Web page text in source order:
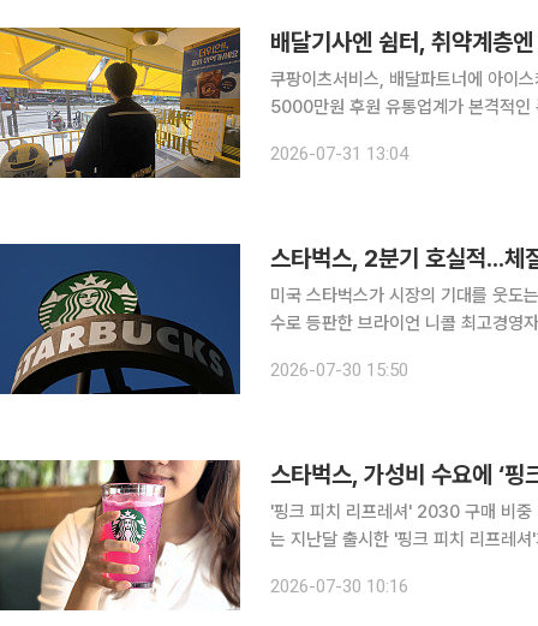
배달기사엔 쉼터, 취약계층
쿠팡이츠서비스, 배달파트너에 아이
5000만원 후원 유통업계가 본격적인 폭염이 시작되면서 배달 파트너, 취약계층을 돕는 다양한 혹
2026-07-31 13:04
스타벅스, 2분기 호실적...체
미국 스타벅스가 시장의 기대를 웃도
수로 등판한 브라이언 니콜 최고경영
93억2000만달러(약 13조3940억원
2026-07-30 15:50
스타벅스, 가성비 수요에 ‘
'핑크 피치 리프레셔' 2030 구매 비중
는 지난달 출시한 '핑크 피치 리프레
치 리프레셔는 톨 사이즈 기준 4900
2026-07-30 10:16